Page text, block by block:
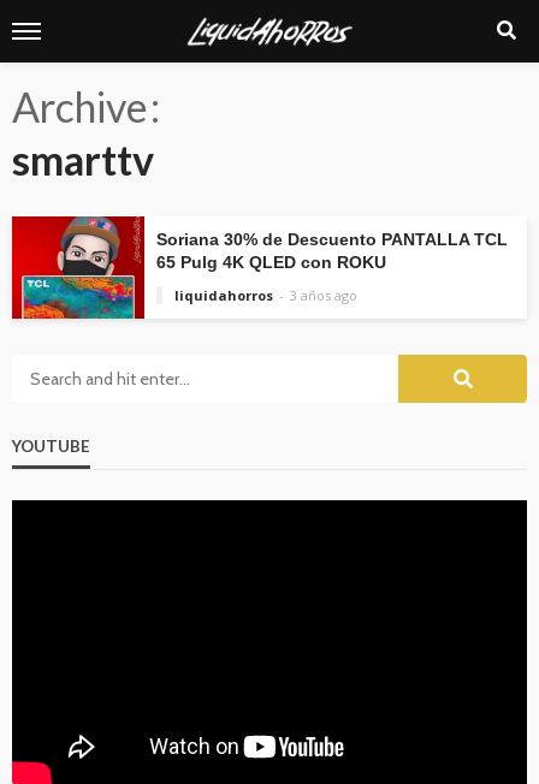
Archive
smarttv
Soriana 30% de Descuento PANTALLA TCL
65 Pulg 4K QLED con ROKU
liquidahorros
3 años ago
YOUTUBE